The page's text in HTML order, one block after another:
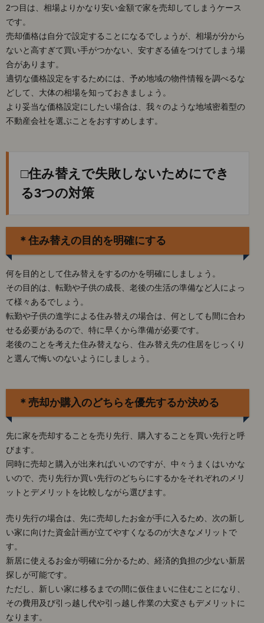
除や
特例
用し
て支
出を
抑え
るに
は？
4.
□ま
2つ目は、相場よりかなり安い金額で家を売却してしまうケース
です。
売却価格は自分で設定することになるでしょうが、相場が分から
ないと高すぎて買い手がつかない、安すぎる値をつけてしまう場
合があります。
適切な価格設定をするためには、予め地域の物件情報を調べるな
どして、大体の相場を知っておきましょう。
より妥当な価格設定にしたい場合は、我々のような地域密着型の
不動産会社を選ぶことをおすすめします。
□住み替えで失敗しないためにでき
る3つの対策
＊住み替えの目的を明確にする
何を目的として住み替えをするのかを明確にしましょう。
その目的は、転勤や子供の成長、老後の生活の準備など人によっ
て様々あるでしょう。
転勤や子供の進学による住み替えの場合は、何としても間に合わ
せる必要があるので、特に早くから準備が必要です。
老後のことを考えた住み替えなら、住み替え先の住居をじっくり
と選んで悔いのないようにしましょう。
＊売却か購入のどちらを優先するか決める
先に家を売却することを売り先行、購入することを買い先行と呼
びます。
同時に売却と購入が出来ればいいのですが、中々うまくはいかな
いので、売り先行か買い先行のどちらにするかをそれぞれのメリ
ットとデメリットを比較しながら選びます。
売り先行の場合は、先に売却したお金が手に入るため、次の新し
い家に向けた資金計画が立てやすくなるのが大きなメリットで
す。
新居に使えるお金が明確に分かるため、経済的負担の少ない新居
探しが可能です。
ただし、新しい家に移るまでの間に仮住まいに住むことになり、
その費用及び引っ越し代や引っ越し作業の大変さもデメリットに
なります。